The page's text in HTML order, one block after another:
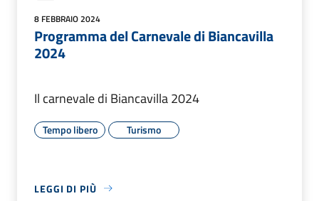
8 FEBBRAIO 2024
Programma del Carnevale di Biancavilla
2024
Il carnevale di Biancavilla 2024
Tempo libero Turismo
LEGGI DI PIÙ